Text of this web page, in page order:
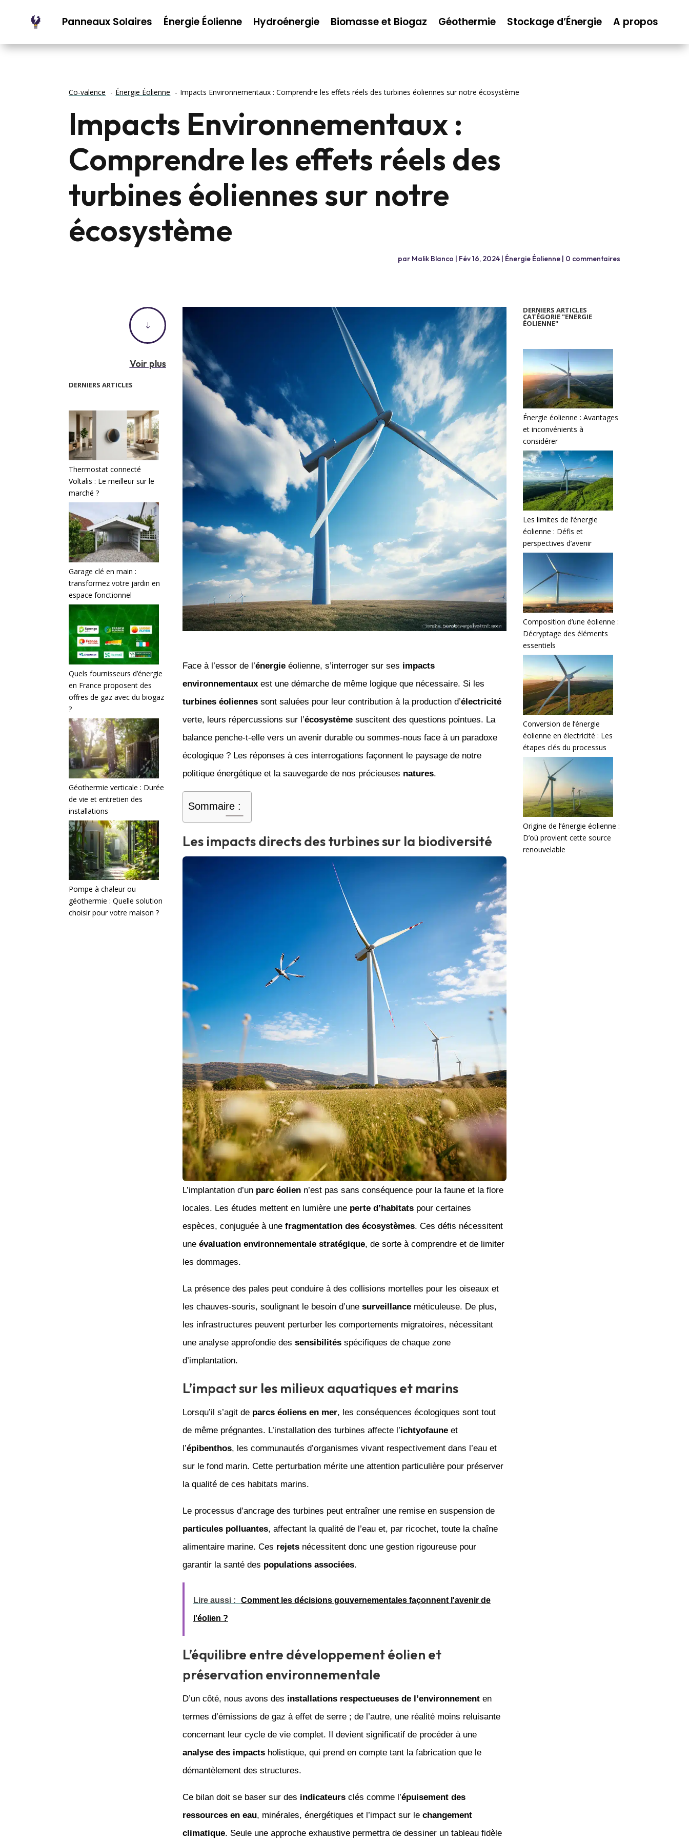
Panneaux Solaires Énergie Éolienne Hydroénergie Biomasse et Biogaz Géothermie Stockage d’Énergie A propos
Co-valence Énergie Éolienne Impacts Environnementaux : Comprendre les effets réels des turbines éoliennes sur notre écosystème
Impacts Environnementaux :
Comprendre les effets réels des
turbines éoliennes sur notre
écosystème
par Malik Blanco | Fév 16, 2024| Énergie Éolienne| 0 commentaires
"
Voir plus
DERNIERS ARTICLES
Thermostat connecté
Voltalis : Le meilleur sur le
marché ?
Garage clé en main :
transformez votre jardin en
espace fonctionnel
Quels fournisseurs d’énergie
en France proposent des
offres de gaz avec du biogaz
?
Géothermie verticale : Durée
de vie et entretien des
installations
Pompe à chaleur ou
géothermie : Quelle solution
choisir pour votre maison ?
Face à l’essor de l’énergieéolienne, s’interroger sur ses impacts
environnementauxest une démarche de même logique que nécessaire. Si les
turbines éoliennessont saluées pour leur contribution à la production d’électricité
verte, leurs répercussions sur l’écosystèmesuscitent des questions pointues. La
balance penche-t-elle vers un avenir durable ou sommes-nous face à un paradoxe
écologique ? Les réponses à ces interrogations façonnent le paysage de notre
politique énergétique et la sauvegarde de nos précieuses natures.
Sommaire :
Les impacts directs des turbines sur la biodiversité
L’implantation d’un parc éolienn’est pas sans conséquence pour la faune et la flore
locales. Les études mettent en lumière une perte d’habitatspour certaines
espèces, conjuguée à une fragmentation des écosystèmes. Ces défis nécessitent
une évaluation environnementale stratégique, de sorte à comprendre et de limiter
les dommages.
La présence des pales peut conduire à des collisions mortelles pour les oiseaux et
les chauves-souris, soulignant le besoin d’une surveillanceméticuleuse. De plus,
les infrastructures peuvent perturber les comportements migratoires, nécessitant
une analyse approfondie des sensibilitésspécifiques de chaque zone
d’implantation.
L’impact sur les milieux aquatiques et marins
Lorsqu’il s’agit de parcs éoliens en mer, les conséquences écologiques sont tout
de même prégnantes. L’installation des turbines affecte l’ichtyofauneet
l’épibenthos, les communautés d’organismes vivant respectivement dans l’eau et
sur le fond marin. Cette perturbation mérite une attention particulière pour préserver
la qualité de ces habitats marins.
Le processus d’ancrage des turbines peut entraîner une remise en suspension de
particules polluantes, affectant la qualité de l’eau et, par ricochet, toute la chaîne
alimentaire marine. Ces rejetsnécessitent donc une gestion rigoureuse pour
garantir la santé des populations associées.
Lire aussi : Comment les décisions gouvernementales façonnent l'avenir de
l'éolien ?
L’équilibre entre développement éolien et
préservation environnementale
D’un côté, nous avons des installations respectueuses de l’environnementen
termes d’émissions de gaz à effet de serre ; de l’autre, une réalité moins reluisante
concernant leur cycle de vie complet. Il devient significatif de procéder à une
analyse des impactsholistique, qui prend en compte tant la fabrication que le
démantèlement des structures.
Ce bilan doit se baser sur des indicateursclés comme l’épuisement des
ressources en eau, minérales, énergétiques et l’impact sur le changement
climatique. Seule une approche exhaustive permettra de dessiner un tableau fidèle
DERNIERS ARTICLES
CATÉGORIE "ENERGIE
ÉOLIENNE"
Énergie éolienne : Avantages
et inconvénients à
considérer
Les limites de l’énergie
éolienne : Défis et
perspectives d’avenir
Composition d’une éolienne :
Décryptage des éléments
essentiels
Conversion de l’énergie
éolienne en électricité : Les
étapes clés du processus
Origine de l’énergie éolienne :
D’où provient cette source
renouvelable